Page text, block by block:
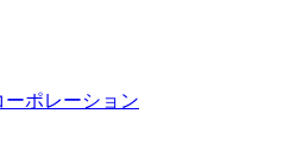
ポレーション